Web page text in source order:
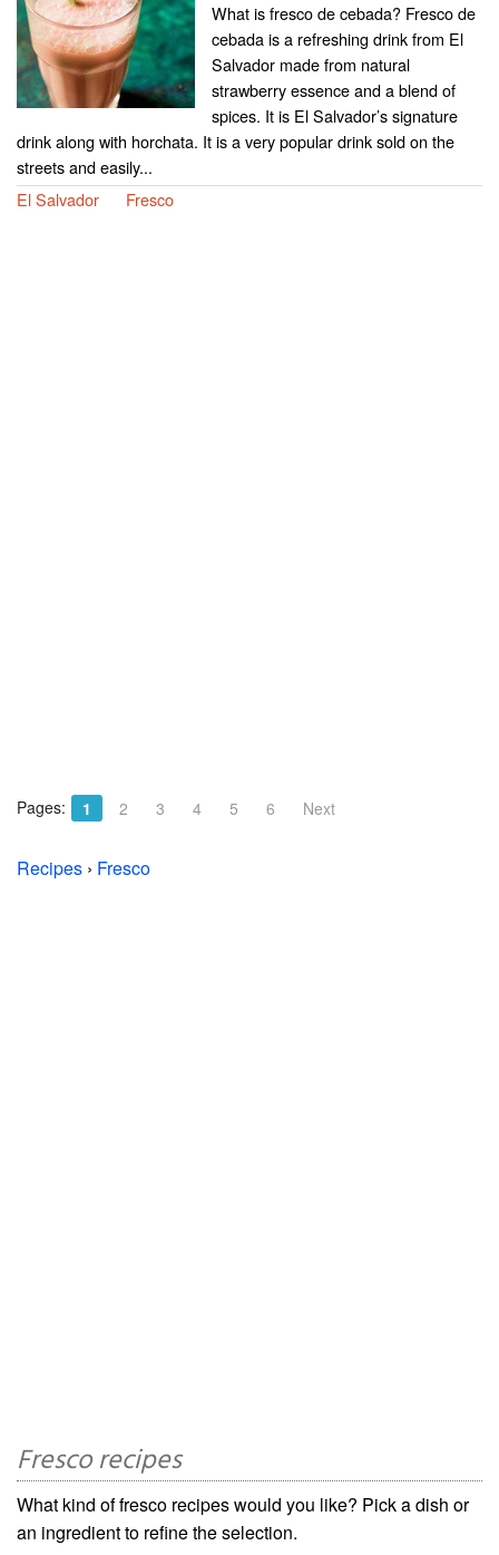
What is fresco de cebada? Fresco de
cebada is a refreshing drink from El
Salvador made from natural
strawberry essence and a blend of
spices. It is El Salvador’s signature
drink along with horchata. It is a very popular drink sold on the
streets and easily...
El Salvador
Fresco
Pages: 1 2 3 4 5 6 Next
Recipes › Fresco
Fresco recipes
What kind of fresco recipes would you like? Pick a dish or
an ingredient to refine the selection.